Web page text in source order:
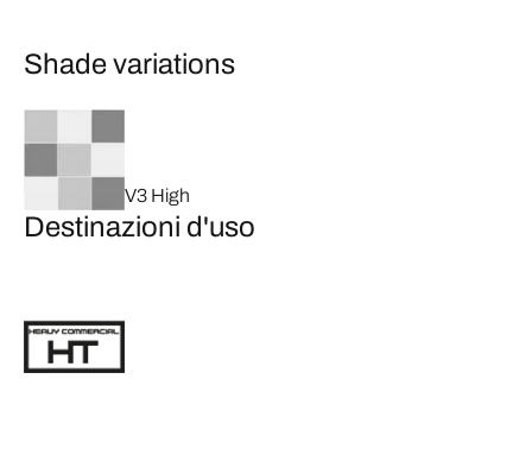
Shade variations
V3 High
Destinazioni d'uso